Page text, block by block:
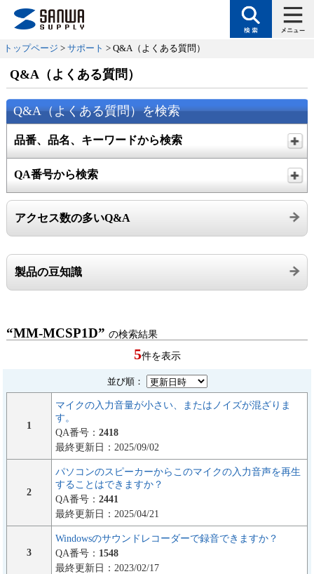
トップページ > サポート > Q&A（よくある質問）
Q&A（よくある質問）
Q&A（よくある質問）を検索
品番、品名、キーワードから検索
QA番号から検索
アクセス数の多いQ&A
製品の豆知識
“MM-MCSP1D”の検索結果
5件を表示
並び順：
1
マイクの入力音量が小さい、またはノイズが混ざりま
す。
QA番号： 2418
最終更新日：2025/09/02
2
パソコンのスピーカーからこのマイクの入力音声を再生
することはできますか？
QA番号： 2441
最終更新日：2025/04/21
3
Windowsのサウンドレコーダーで録音できますか？
QA番号： 1548
最終更新日：2023/02/17